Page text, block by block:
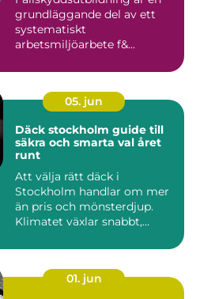
grundläggande del av ett
systematiskt
arbetsmiljöarbete f&...
05. jun
Däck stockholm guide till
säkra och smarta val året
runt
Att välja rätt däck i
Stockholm handlar om mer
än pris och mönsterdjup.
Klimatet växlar snabbt,
01. jun